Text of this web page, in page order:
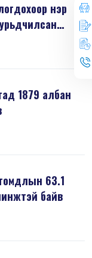
нэр
1879 албан
63.1
байв